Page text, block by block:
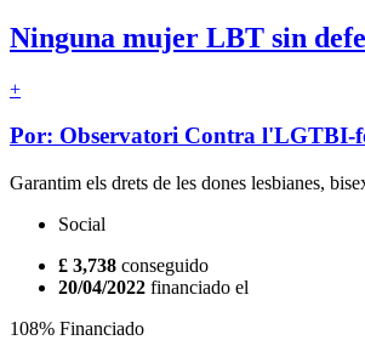
Ninguna mujer LBT sin
+
Por: Observatori Contra l'LGTBI-
Garantim els drets de les dones lesbianes,
Social
£ 3,738 conseguido
20/04/2022 financiado el
108% Financiado